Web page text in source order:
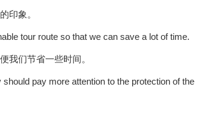
印象。
tour route so that we can save a lot of time.
我们节省一些时间。
pay more attention to the protection of the